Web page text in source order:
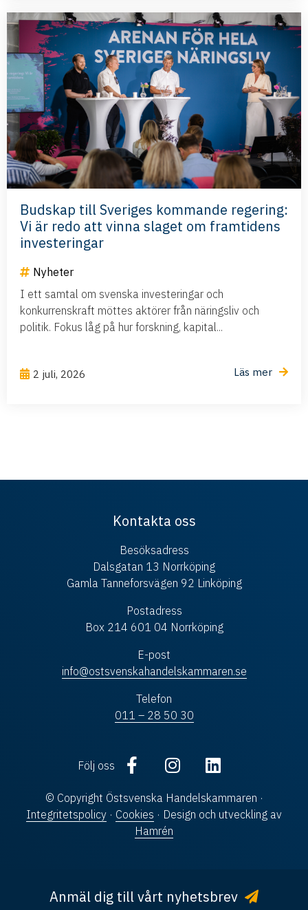
Budskap till Sveriges kommande regering:
Vi är redo att vinna slaget om framtidens
investeringar
Nyheter
I ett samtal om svenska investeringar och
konkurrenskraft möttes aktörer från näringsliv och
politik. Fokus låg på hur forskning, kapital...
2 juli, 2026 Läs mer
Kontakta oss
Besöksadress
Dalsgatan 13 Norrköping
Gamla Tanneforsvägen 92 Linköping
Postadress
Box 214 601 04 Norrköping
E-post
info@ostsvenskahandelskammaren.se
Telefon
011 – 28 50 30
Följ oss
© Copyright Östsvenska Handelskammaren ·
Integritetspolicy · Cookies · Design och utveckling av
Hamrén
Anmäl dig till vårt nyhetsbrev